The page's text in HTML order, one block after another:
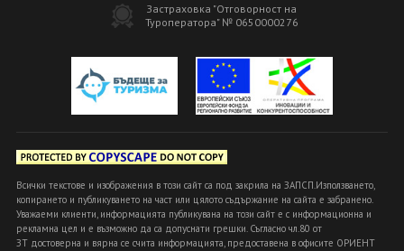
Застраховка "Отговорност на
Туроператора" № 0650000276
Всички текстове и изображения в този сайт са под закрила на ЗАПСП.Използването,
копирането и публикуването на част или цялото съдържание на сайта е забранено.
Уважаеми клиенти, информацията публикувана на този сайт е с информационна и
рекламна цел и е възможно да са допуснати грешки. Съгласно чл.80 от
ЗТ достоверна и вярна се счита информацията, предоставена в офисите ОРИЕНТ